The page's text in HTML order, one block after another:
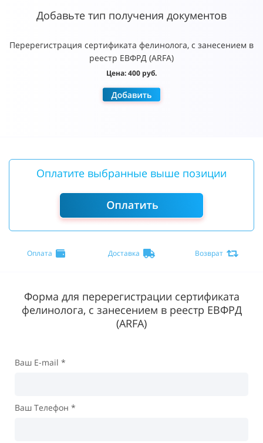
Добавьте тип получения документов
Перерегистрация сертификата фелинолога, с занесением в
реестр ЕВФРД (ARFA)
Цена: 400 руб.
Оплатите выбранные выше позиции
Оплата Доставка Возврат
Форма для перерегистрации сертификата
фелинолога, с занесением в реестр ЕВФРД
(ARFA)
Ваш E-mail *
Ваш Телефон *